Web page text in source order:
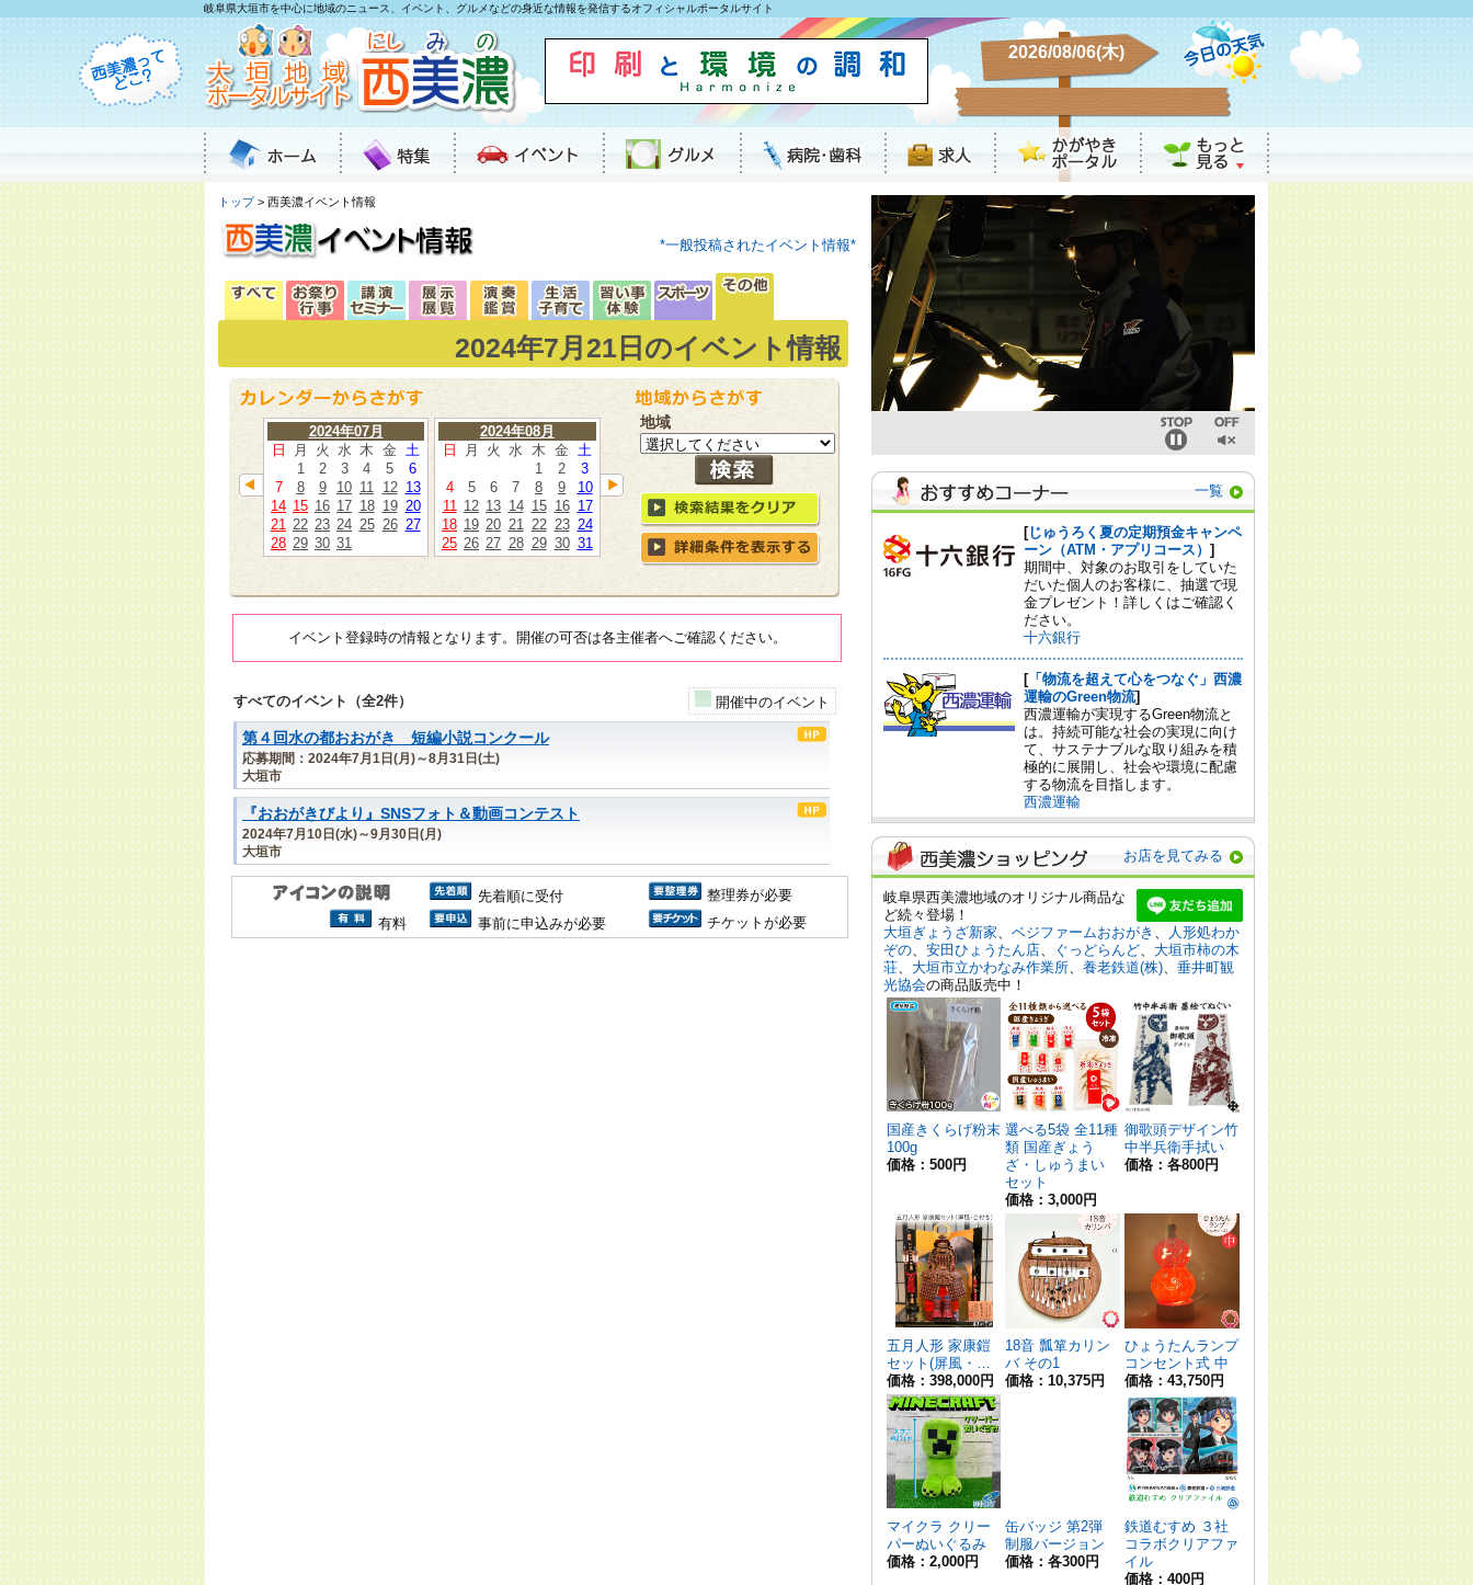
岐阜県大垣市を中心に地域のニュース、イベント、グルメなどの身近な情報を発信するオフィシャルポータルサイト
2026/08/06(木)
トップ> 西美濃イベント情報
*一般投稿されたイベント情報*
2024年7月21日のイベント情報
2024年07月
日
月 火 水 木 金 土
1
2 3 4 5
6
7
8 9 10 11 12 13
14 15 16 17 18 19 20
21 22 23 24 25 26 27
28 29 30 31
2024年08月
日
月 火 水 木 金 土
1
2
3
4
5 6 7 8 9
10
11 12 13 14 15 16 17
18 19 20 21 22 23 24
25 26 27 28 29 30 31
地域
イベント登録時の情報となります。開催の可否は各主催者へご確認ください。
すべてのイベント（全2件） 開催中のイベント
第４回水の都おおがき 短編小説コンクール
応募期間：2024年7月1日(月)～8月31日(土)
大垣市
『おおがきびより』SNSフォト＆動画コンテスト
2024年7月10日(水)～9月30日(月)
大垣市
先着順に受付
整理券が必要
有料
事前に申込みが必要 チケットが必要